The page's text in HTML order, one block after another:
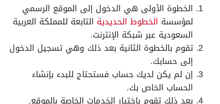
الخطوة الأولى هي الدخول إلى الموقع الرسمي
لمؤسسة الخطوط الحديدية التابعة للمملكة العربية
السعودية عبر شبكة الإنترنت.
تقوم بالخطوة الثانية بعد ذلك وهي تسجيل الدخول
إلى حسابك.
إن لم يكن لديك حساب فستحتاج للبدء بإنشاء
الحساب الخاص بك.
بعد ذلك تقوم باختيار الخدمات الخاصة بالموقع.